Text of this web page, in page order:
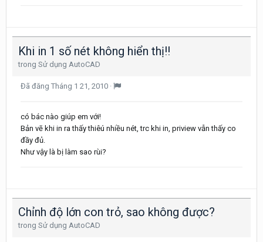
Khi in 1 số nét không hiển thị!!
trong Sử dụng AutoCAD
Đã đăng Tháng 1 21, 2010 ·
có bác nào giúp em với!
Bản vẽ khi in ra thấy thiêú nhiều nét, trc khi in, priview vẫn thấy co
đầy đủ.
Như vậy là bị làm sao rùi?
Chỉnh độ lớn con trỏ, sao không được?
trong Sử dụng AutoCAD